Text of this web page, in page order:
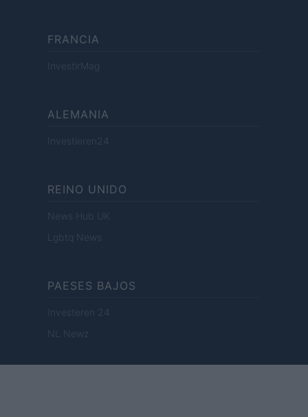
FRANCIA
InvestirMag
ALEMANIA
Investieren24
REINO UNIDO
News Hub UK
Lgbtq News
PAESES BAJOS
Investeren 24
NL Newz